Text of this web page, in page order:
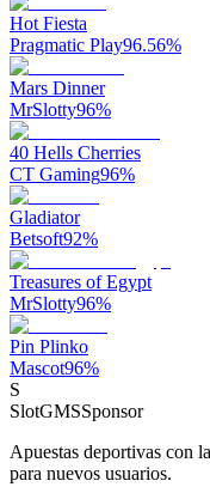
Hot Fiesta
Pragmatic Play96.56%
Mars Dinner
MrSlotty96%
40 Hells Cherries
CT Gaming96%
Gladiator
Betsoft92%
Treasures of Egypt
MrSlotty96%
Pin Plinko
Mascot96%
S
SlotGMSSponsor
Apuestas deportivas con
para nuevos usuarios.